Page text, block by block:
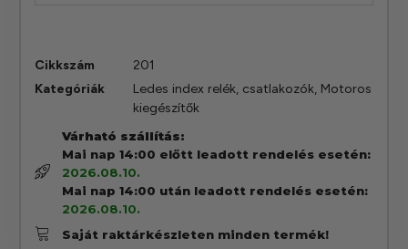
Cikkszám
201
Kategóriák
Ledes index relék, csatlakozók, Motoros
kiegészítők
Várható szállítás:
Mai nap 14:00 előtt leadott rendelés esetén:
2026.08.10.
Mai nap 14:00 után leadott rendelés esetén:
2026.08.10.
Saját raktárkészleten minden termék!